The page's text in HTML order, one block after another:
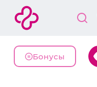
й
и
Бонусы